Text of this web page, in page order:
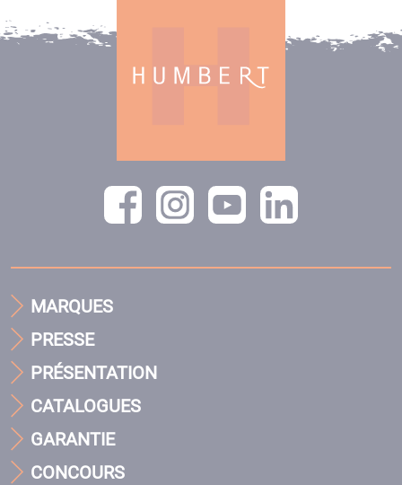
MARQUES
PRESSE
PRÉSENTATION
CATALOGUES
GARANTIE
CONCOURS